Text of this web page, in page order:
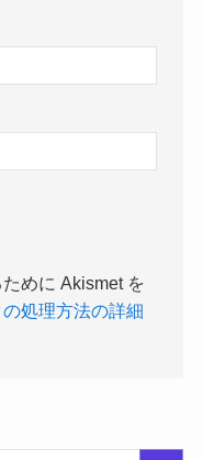
めに Akismet を
処理方法の詳細